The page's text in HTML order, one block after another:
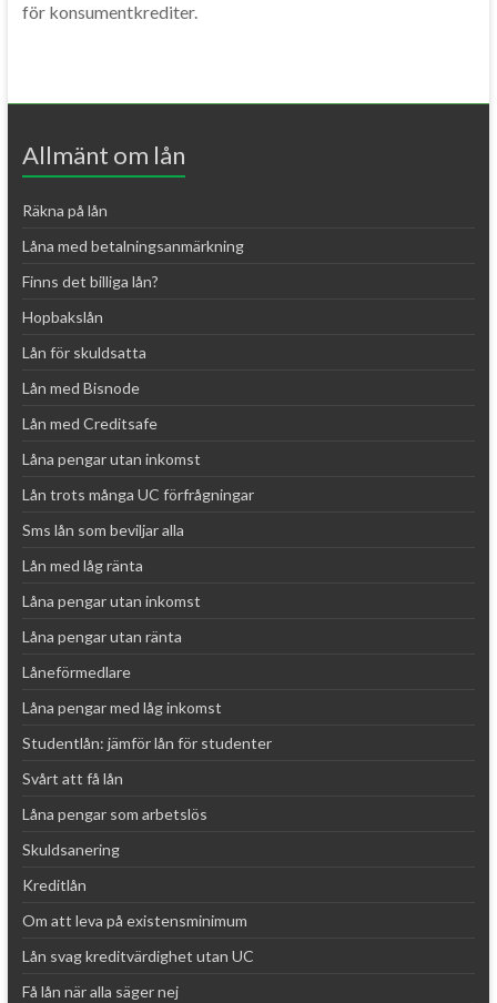
för konsumentkrediter.
Allmänt om lån
Räkna på lån
Låna med betalningsanmärkning
Finns det billiga lån?
Hopbakslån
Lån för skuldsatta
Lån med Bisnode
Lån med Creditsafe
Låna pengar utan inkomst
Lån trots många UC förfrågningar
Sms lån som beviljar alla
Lån med låg ränta
Låna pengar utan inkomst
Låna pengar utan ränta
Låneförmedlare
Låna pengar med låg inkomst
Studentlån: jämför lån för studenter
Svårt att få lån
Låna pengar som arbetslös
Skuldsanering
Kreditlån
Om att leva på existensminimum
Lån svag kreditvärdighet utan UC
Få lån när alla säger nej